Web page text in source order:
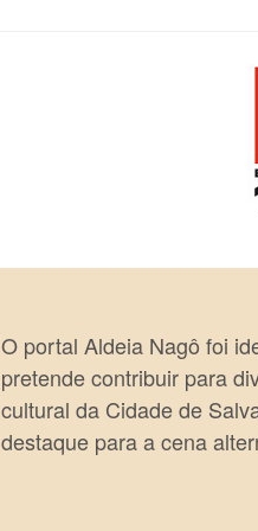
O portal Aldeia Nagô foi
pretende contribuir para
cultural da Cidade de
destaque para a cena